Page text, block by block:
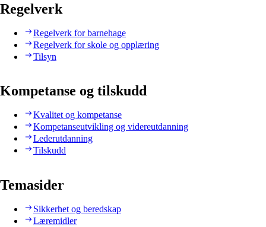
Regelverk
Regelverk for barnehage
Regelverk for skole og opplæring
Tilsyn
Kompetanse og tilskudd
Kvalitet og kompetanse
Kompetanseutvikling og videreutdanning
Lederutdanning
Tilskudd
Temasider
Sikkerhet og beredskap
Læremidler